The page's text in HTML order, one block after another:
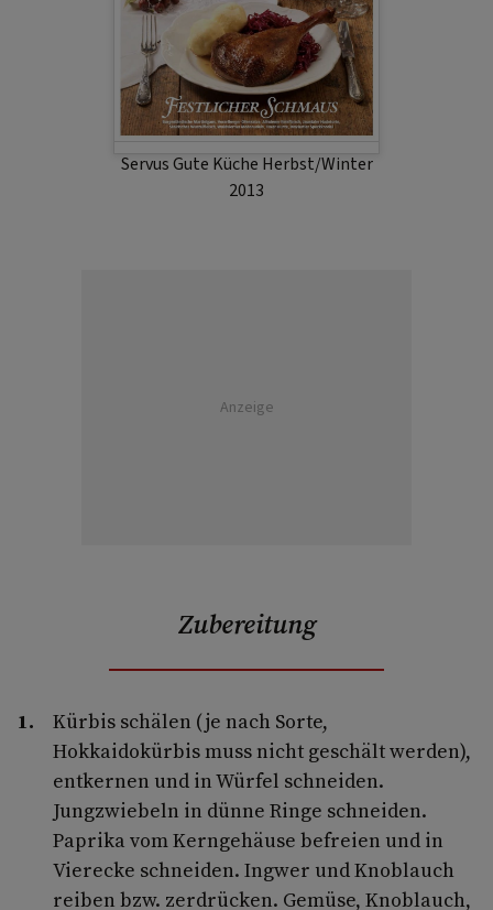
Servus Gute Küche Herbst/Winter
2013
Anzeige
Zubereitung
Kürbis schälen (je nach Sorte,
Hokkaidokürbis muss nicht geschält werden),
entkernen und in Würfel schneiden.
Jungzwiebeln in dünne Ringe schneiden.
Paprika vom Kerngehäuse befreien und in
Vierecke schneiden. Ingwer und Knoblauch
reiben bzw. zerdrücken. Gemüse, Knoblauch,